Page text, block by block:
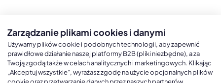
Kalendarze książkowe A5
Kalendarze Ścienne
Kalendarze trójdzielne
Zarządzanie plikami cookies i danymi
Używamy plików cookie i podobnych technologii, aby zapewnić
prawidłowe działanie naszej platformy B2B (pliki niezbędne), a za
Twoją zgodą także w celach analitycznych i marketingowych. Klikając
„Akceptuj wszystkie”, wyrażasz zgodę na użycie opcjonalnych plików